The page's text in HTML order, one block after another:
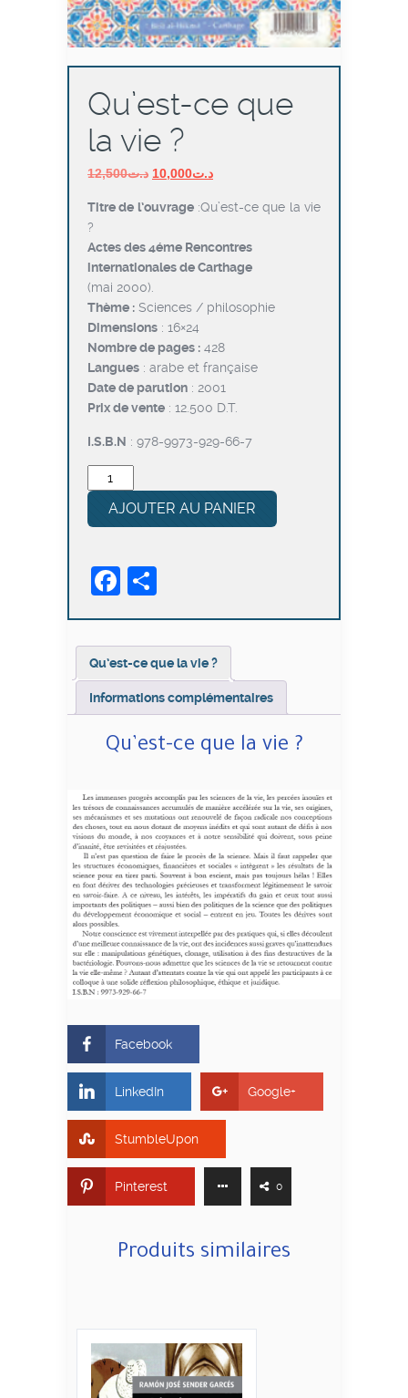
Qu’est-ce que
la vie ?
د.ت12,500
Le
initial
د.ت12,500.
د.ت10,000
Le
actuel
Titre de l’ouvrage:Qu’est-ce que la vie
?
Actes des 4éme Rencontres
internationales de Carthage
(mai 2000).
Thème : Sciences / philosophie
Dimensions : 16×24
Nombre de pages : 428
Langues : arabe et française
Date de parution : 2001
Prix de vente : 12.500 D.T.
I.S.B.N : 978-9973-929-66-7
quantité
de
Qu’est-
vie
AJOUTER AU PANIER
Facebook
Qu’est-ce que la vie ?
Informations complémentaires
Qu’est-ce que la vie ?
Facebook
LinkedIn Google+
StumbleUpon
Pinterest 0
Produits similaires